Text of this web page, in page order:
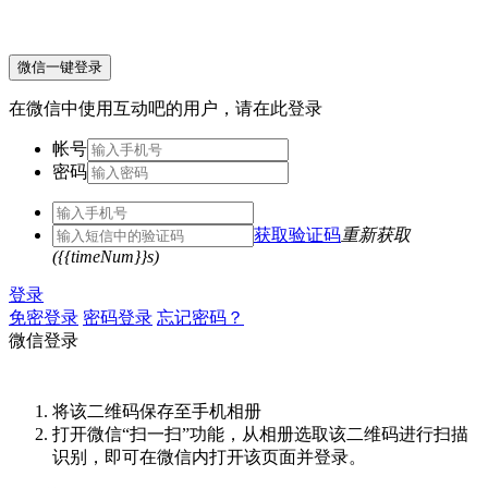
微信一键登录
在微信中使用互动吧的用户，请在此登录
帐号
密码
获取验证码重新获取
({{timeNum}}s)
登录
免密登录 密码登录 忘记密码？
微信登录
将该二维码保存至手机相册
打开微信“扫一扫”功能，从相册选取该二维码进行扫描
识别，即可在微信内打开该页面并登录。